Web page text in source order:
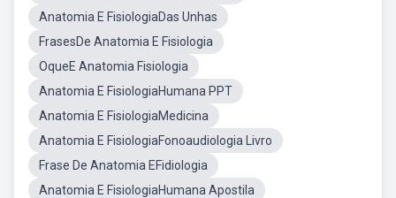
Anatomia E FisiologiaDas Unhas
FrasesDe Anatomia E Fisiologia
OqueE Anatomia Fisiologia
Anatomia E FisiologiaHumana PPT
Anatomia E FisiologiaMedicina
Anatomia E FisiologiaFonoaudiologia Livro
Frase De Anatomia EFidiologia
Anatomia E FisiologiaHumana Apostila